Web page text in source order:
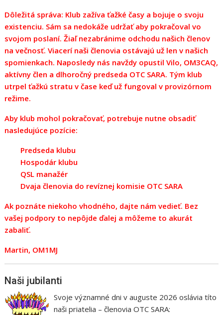
Dôležitá správa: Klub zažíva ťažké časy a bojuje o svoju
existenciu. Sám sa nedokáže udržať aby pokračoval vo
svojom poslaní. Žiaľ nezabránime odchodu našich členov
na večnosť. Viacerí naši členovia ostávajú už len v našich
spomienkach. Naposledy nás navždy opustil Vilo, OM3CAQ,
aktívny člen a dlhoročný predseda OTC SARA. Tým klub
utrpel ťažkú stratu v čase keď už fungoval v provizórnom
režime.
Aby klub mohol pokračovať, potrebuje nutne obsadiť
nasledujúce pozície:
Predseda klubu
Hospodár klubu
QSL manažér
Dvaja členovia do revíznej komisie OTC SARA
Ak poznáte niekoho vhodného, dajte nám vedieť. Bez
vašej podpory to nepôjde ďalej a môžeme to akurát
zabaliť.
Martin, OM1MJ
Naši jubilanti
Svoje významné dni v auguste 2026 oslávia títo
naši priatelia – členovia OTC SARA: